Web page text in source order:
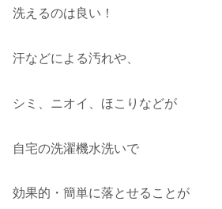
洗えるのは良い！
汗などによる汚れや、
シミ、ニオイ、ほこりなどが
自宅の洗濯機水洗いで
効果的・簡単に落とせることが